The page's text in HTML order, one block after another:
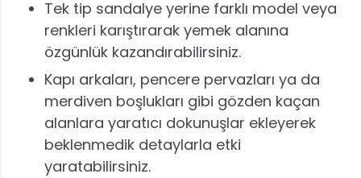
Tek tip sandalye yerine farklı model veya
renkleri karıştırarak yemek alanına
özgünlük kazandırabilirsiniz.
Kapı arkaları, pencere pervazları ya da
merdiven boşlukları gibi gözden kaçan
alanlara yaratıcı dokunuşlar ekleyerek
beklenmedik detaylarla etki
yaratabilirsiniz.